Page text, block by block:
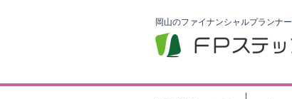
岡山のファイナンシャルプランナー